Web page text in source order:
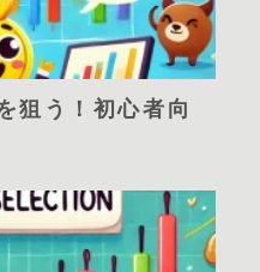
狙う！初心者向